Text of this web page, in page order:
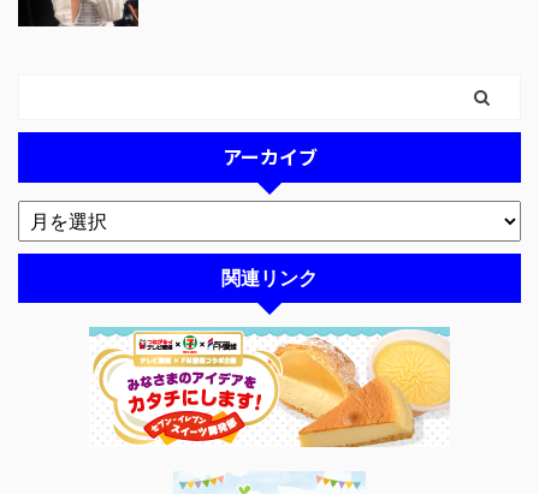
アーカイブ
関連リンク